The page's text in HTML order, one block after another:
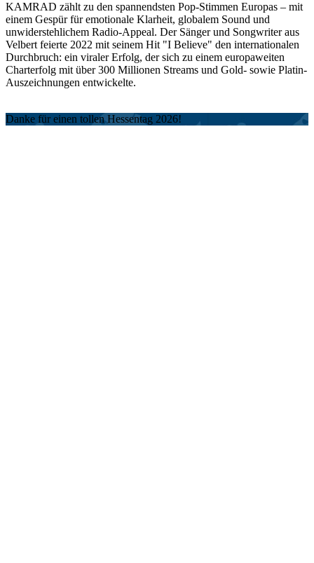
KAMRAD zählt zu den spannendsten Pop-Stimmen Europas – mit
einem Gespür für emotionale Klarheit, globalem Sound und
unwiderstehlichem Radio-Appeal. Der Sänger und Songwriter aus
Velbert feierte 2022 mit seinem Hit "I Believe" den internationalen
Durchbruch: ein viraler Erfolg, der sich zu einem europaweiten
Charterfolg mit über 300 Millionen Streams und Gold- sowie Platin-
Auszeichnungen entwickelte.
Danke für einen tollen Hessentag 2026!